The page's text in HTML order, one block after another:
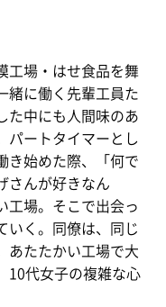
工場・はせ食品を舞
緒に働く先輩工員た
た中にも人間味のあ
パートタイマーとし
き始めた際、「何で
んが好きなん
工場。そこで出会っ
いく。同僚は、同じ
あたたかい工場で大
10代女子の複雑な心